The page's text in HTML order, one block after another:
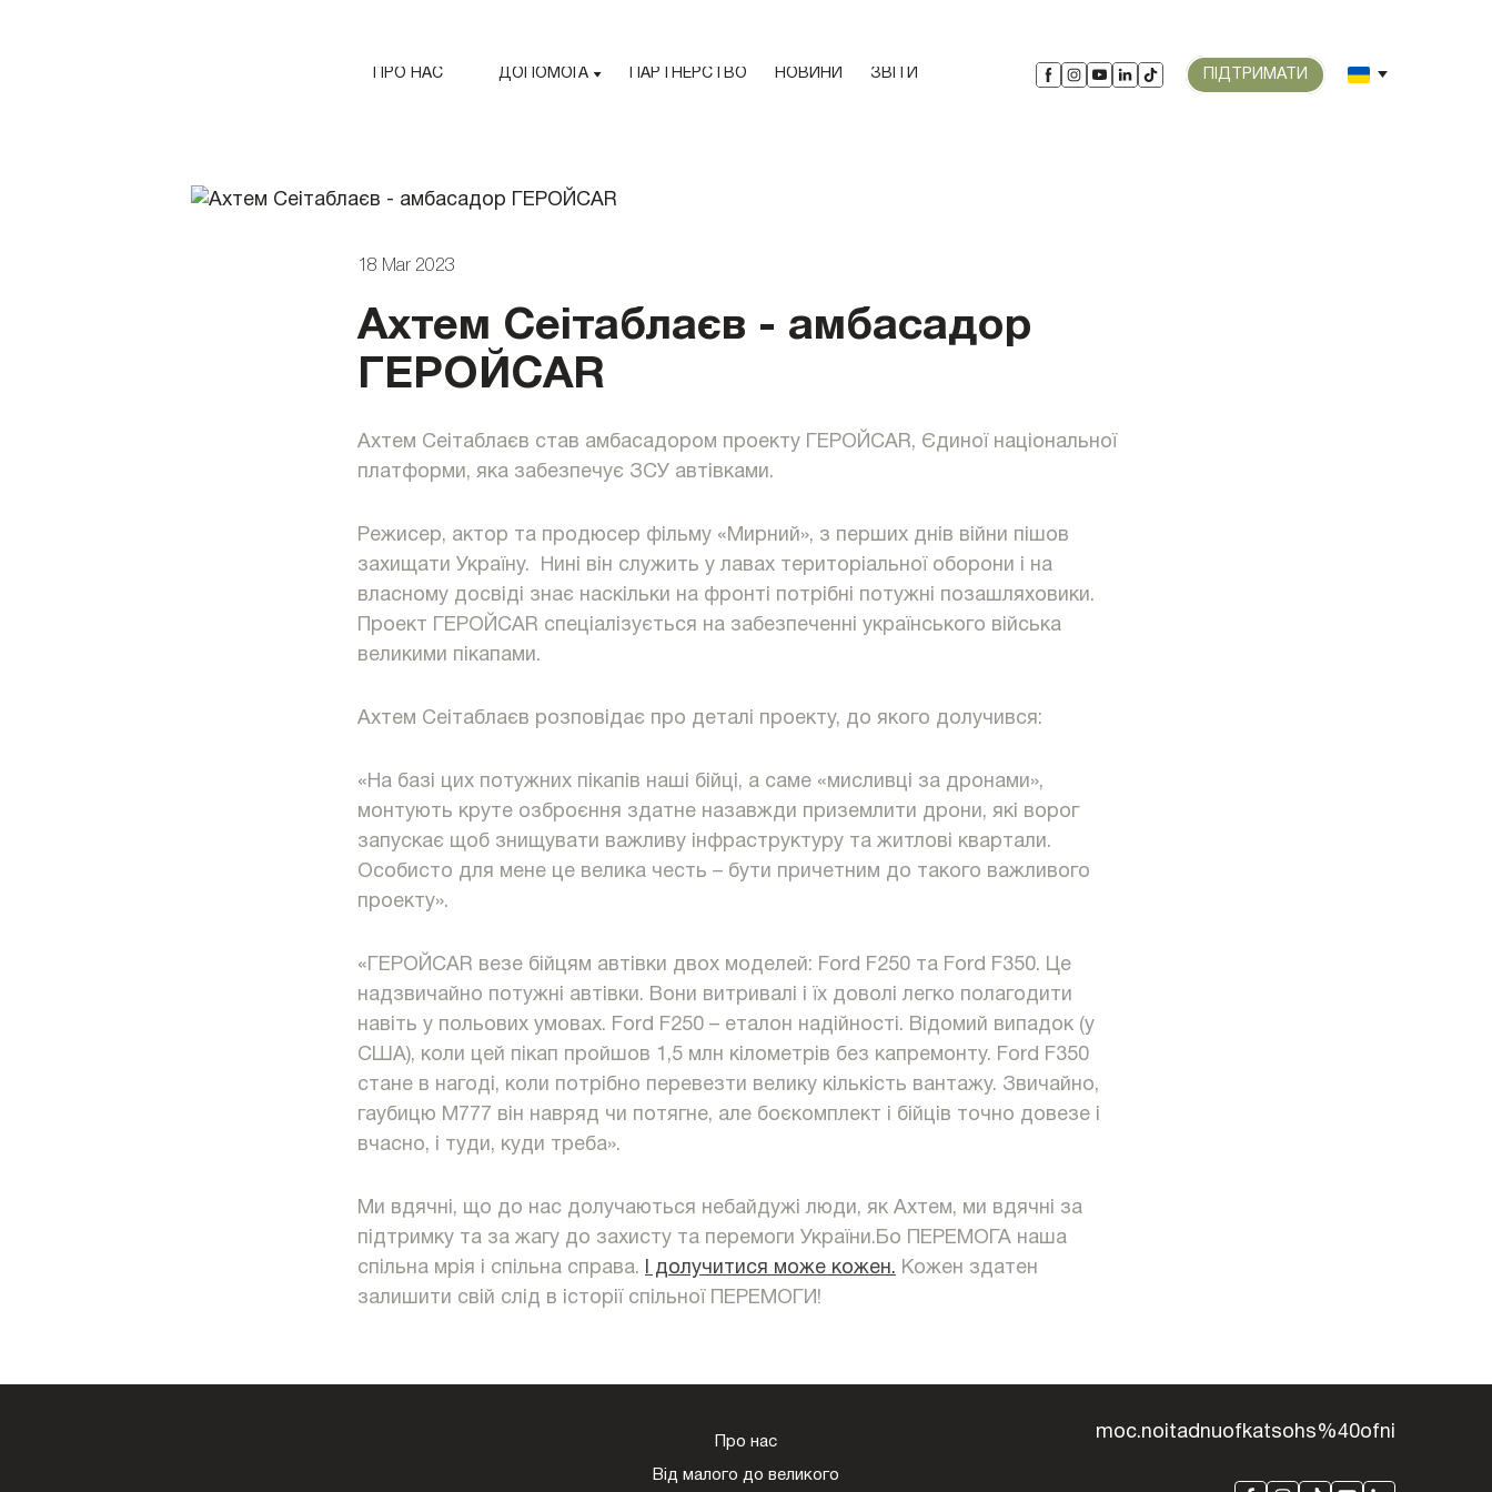
ПРО НАС ДОПОМОГА ПАРТНЕРСТВО НОВИНИ ЗВІТИ ПІДТРИМАТИ
18 Mar 2023
Ахтем Сеітаблаєв - амбасадор
ГЕРОЙCAR
Ахтем Сеітаблаєв став амбасадором проекту ГЕРОЙCAR, Єдиної національної
платформи, яка забезпечує ЗСУ автівками.
Режисер, актор та продюсер фільму «Мирний», з перших днів війни пішов
захищати Україну. Нині він служить у лавах територіальної оборони і на
власному досвіді знає наскільки на фронті потрібні потужні позашляховики.
Проект ГЕРОЙCAR спеціалізується на забезпеченні українського війська
великими пікапами.
Ахтем Сеітаблаєв розповідає про деталі проекту, до якого долучився:
«На базі цих потужних пікапів наші бійці, а саме «мисливці за дронами»,
монтують круте озброєння здатне назавжди приземлити дрони, які ворог
запускає щоб знищувати важливу інфраструктуру та житлові квартали.
Особисто для мене це велика честь – бути причетним до такого важливого
проекту».
«ГЕРОЙCAR везе бійцям автівки двох моделей: Ford F250 та Ford F350. Це
надзвичайно потужні автівки. Вони витривалі і їх доволі легко полагодити
навіть у польових умовах. Ford F250 – еталон надійності. Відомий випадок (у
США), коли цей пікап пройшов 1,5 млн кілометрів без капремонту. Ford F350
стане в нагоді, коли потрібно перевезти велику кількість вантажу. Звичайно,
гаубицю М777 він навряд чи потягне, але боєкомплект і бійців точно довезе і
вчасно, і туди, куди треба».
Ми вдячні, що до нас долучаються небайдужі люди, як Ахтем, ми вдячні за
підтримку та за жагу до захисту та перемоги України.Бо ПЕРЕМОГА наша
спільна мрія і спільна справа.
І долучитися може кожен. Кожен здатен
залишити свій слід в історії спільної ПЕРЕМОГИ!
Про нас
Від малого до великого
moc.noitadnuofkatsohs%40ofni